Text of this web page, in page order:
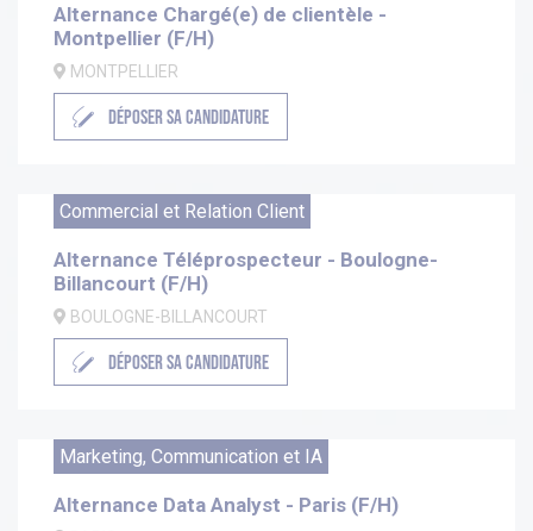
Alternance Chargé(e) de clientèle -
Montpellier (F/H)
MONTPELLIER
DÉPOSER SA CANDIDATURE
Commercial et Relation Client
Alternance Téléprospecteur - Boulogne-
Billancourt (F/H)
BOULOGNE-BILLANCOURT
DÉPOSER SA CANDIDATURE
Marketing, Communication et IA
Alternance Data Analyst - Paris (F/H)